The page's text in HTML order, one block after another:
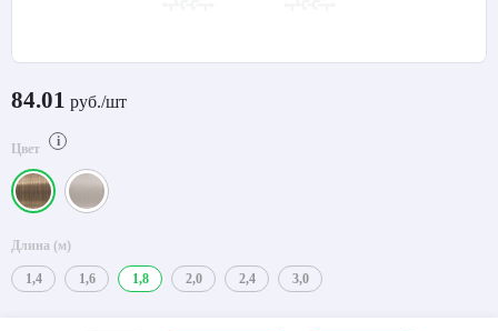
84.01 руб./шт
Цвет i
Длина (м)
1,4 1,6 1,8 2,0 2,4 3,0